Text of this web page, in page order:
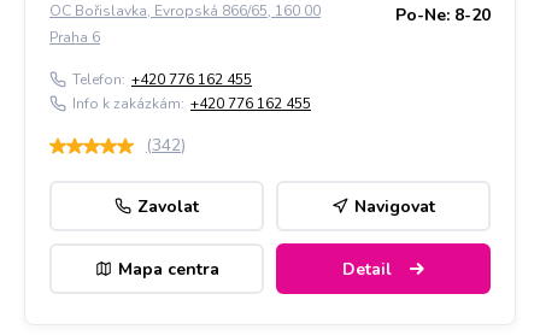
OC Bořislavka, Evropská 866/65, 160 00
Praha 6
Po-Ne: 8-20
Telefon: +420 776 162 455
Info k zakázkám: +420 776 162 455
(342)
Zavolat Navigovat
Mapa centra Detail